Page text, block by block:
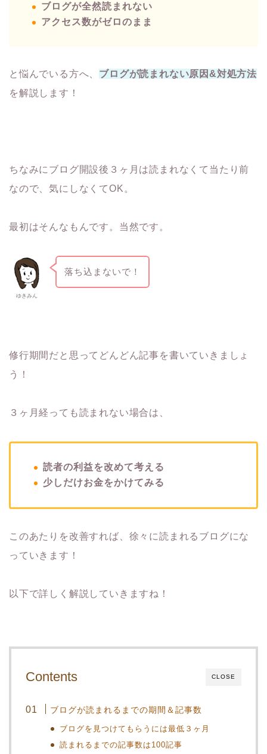
ブログが全然読まれない
アクセス数がゼロのまま
と悩んでいる方へ、 ブログが読まれない原因&対処方法
を解説します！
ちなみにブログ開設後３ヶ月は読まれなくて当たり前
なので、気にしなくてOK。
最初はそんなもんです。当然です。
ゆきみん
落ち込まないで！
修行期間だと思ってどんどん記事を書いていきましょ
う！
３ヶ月経っても読まれない場合は、
読者の利益を改めて考える
少しだけお金をかけてみる
このあたりを改善すれば、徐々に読まれるブログにな
っていきます！
以下で詳しく解説していきますね！
CLOSE
Contents
ブログが読まれるまでの期間＆記事数
ブログを見つけてもらうには最低３ヶ月
読まれるまでの記事数は100記事